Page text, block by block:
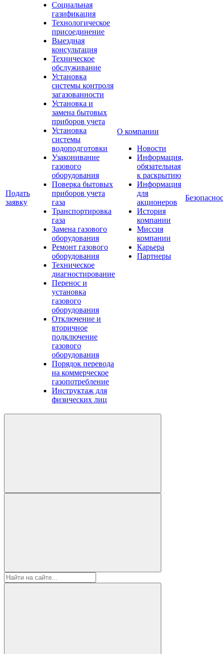
Подать
заявку
Социальная
газификация
Технологическое
присоединение
Выездная
консультация
Техническое
обслуживание
Установка
системы контроля
загазованности
Установка и
замена бытовых
приборов учета
Установка
системы
водоподготовки
Узаконивание
газового
оборудования
Поверка бытовых
приборов учета
газа
Транспортировка
газа
Замена газового
оборудования
Ремонт газового
оборудования
Техническое
диагностирование
Перенос и
установка
газового
оборудования
Отключение и
вторичное
подключение
газового
оборудования
Порядок перевода
на коммерческое
газопотребление
Инструктаж для
физических лиц
О компании
Новости
Информация,
обязательная
к раскрытию
Информация
для
акционеров
История
компании
Миссия
компании
Карьера
Партнеры